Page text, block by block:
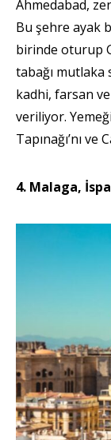
Ahmedabad,
Bu şehre ayak
birinde oturup
tabağı
kadhi, farsan
veriliyor.
Tapınağı’nı
4. Malaga,